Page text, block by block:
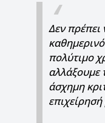
Δεν πρέπει
πολύτιμο
αλλάξουμε
άσχημη